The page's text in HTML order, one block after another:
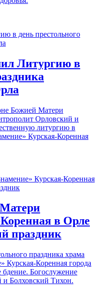
Литургию в
Божией Матери
Орловский и
литургию в
Курская-Коренная
в Орле
праздник
праздника храма
Коренная города
бдение. Богослужение
и Болховский Тихон.